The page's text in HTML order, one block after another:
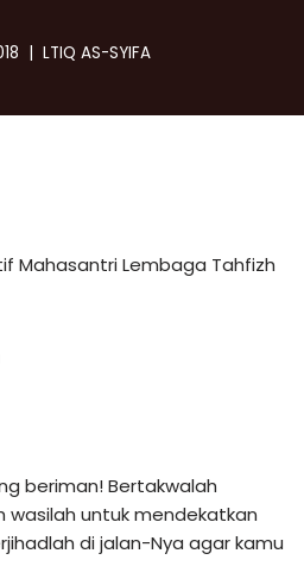
LTIQ AS-SYIFA
Mahasantri Lembaga Tahfizh
beriman! Bertakwalah
wasilah untuk mendekatkan
di jalan-Nya agar kamu